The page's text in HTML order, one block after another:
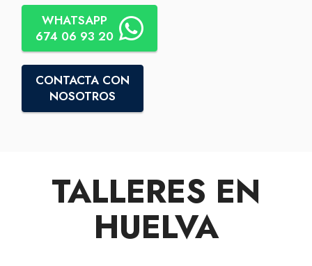
WHATSAPP
674 06 93 20
CONTACTA CON
NOSOTROS
TALLERES EN
HUELVA